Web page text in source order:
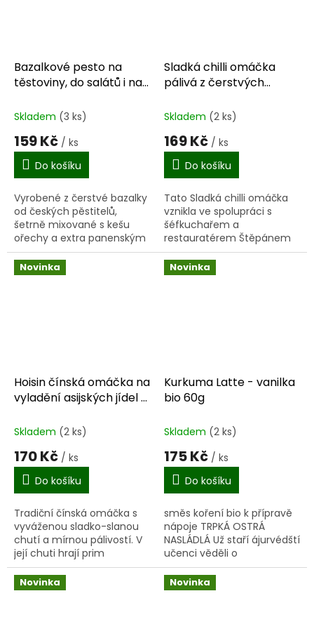
Bazalkové pesto na
těstoviny, do salátů i na
Skladem (3 ks)
159 Kč / ks
Do košíku
Vyrobené z čerstvé bazalky
od českých pěstitelů,
šetrně mixované s kešu
ořechy a extra panenským
olivovým olejem. Sytá
barva, intenzivní vůně a
plná, čerstvá chuť bez...
Sladká chilli omáčka
pálivá z čerstvých
270 g
Skladem (2 ks)
169 Kč / ks
Do košíku
Tato Sladká chilli omáčka
vznikla ve spolupráci s
šéfkuchařem a
restauratérem Štěpánem
Návratem. Ten nyní slaví
úspěch s asijskou kuchyní
ve své restauraci PRU58 v
Novinka
Hoisin čínská omáčka na
vyladění asijských jídel a
Skladem (2 ks)
170 Kč / ks
Do košíku
Tradiční čínská omáčka s
vyváženou sladko-slanou
chutí a mírnou pálivostí. V
její chuti hrají prim
arašídové máslo, med,
zázvor a shiitake houby.
Ideální pro marinování,...
Novinka
Kurkuma Latte - vanilka
bio 60g
Skladem (2 ks)
175 Kč / ks
Do košíku
směs koření bio k přípravě
nápoje TRPKÁ OSTRÁ
NASLÁDLÁ Už staří ájurvédští
učenci věděli o
blahodárných účincích
kurkumy, a tak dlouho je
znám i nápoj...
Novinka Novinka